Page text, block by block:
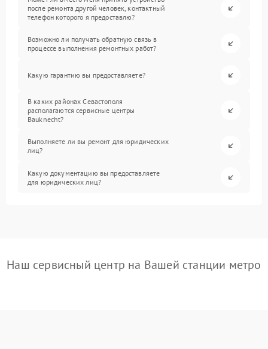
после ремонта другой человек, контактный
телефон которого я предоставлю?
Возможно ли получать обратную связь в
процессе выполнения ремонтных работ?
Какую гарантию вы предоставляете?
В каких районах Севастополя
располагаются сервисные центры
Bauknecht?
Выполняете ли вы ремонт для юридических
лиц?
Какую документацию вы предоставляете
для юридических лиц?
Наш сервисный центр на Вашей станции метро